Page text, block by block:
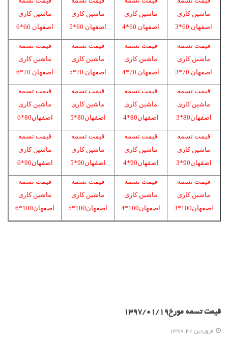
ماشین کاری
اصفهان 60*3
ماشین کاری
اصفهان 60*4
ماشین کاری
اصفهان 60*5
ماشین کاری
اصفهان 60*6
قیمت تسمه
ماشین کاری
اصفهان 70*3
قیمت تسمه
ماشین کاری
اصفهان 70*4
قیمت تسمه
ماشین کاری
اصفهان 70*5
قیمت تسمه
ماشین کاری
اصفهان 70*6
قیمت تسمه
ماشین کاری
اصفهان80*3
قیمت تسمه
ماشین کاری
اصفهان80*4
قیمت تسمه
ماشین کاری
اصفهان80*5
قیمت تسمه
ماشین کاری
اصفهان80*6
قیمت تسمه
ماشین کاری
اصفهان90*3
قیمت تسمه
ماشین کاری
اصفهان90*4
قیمت تسمه
ماشین کاری
اصفهان90*5
قیمت تسمه
ماشین کاری
اصفهان90*6
قیمت تسمه
ماشین کاری
اصفهان100*3
قیمت تسمه
ماشین کاری
اصفهان100*4
قیمت تسمه
ماشین کاری
اصفهان100*5
قیمت تسمه
ماشین کاری
اصفهان100*6
قیمت تسمه مورخ1397/01/19
فروردين 20 1397